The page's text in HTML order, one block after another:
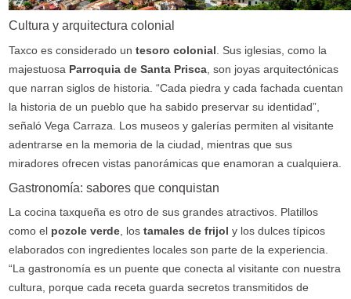
Cultura y arquitectura colonial
Taxco es considerado un tesoro colonial . Sus iglesias, como la
majestuosa Parroquia de Santa Prisca, son joyas arquitectónicas
que narran siglos de historia. “Cada piedra y cada fachada cuentan
la historia de un pueblo que ha sabido preservar su identidad”,
señaló Vega Carraza. Los museos y galerías permiten al visitante
adentrarse en la memoria de la ciudad, mientras que sus
miradores ofrecen vistas panorámicas que enamoran a cualquiera.
Gastronomía: sabores que conquistan
La cocina taxqueña es otro de sus grandes atractivos. Platillos
como el pozole verde, los tamales de frijol y los dulces típicos
elaborados con ingredientes locales son parte de la experiencia.
“La gastronomía es un puente que conecta al visitante con nuestra
cultura, porque cada receta guarda secretos transmitidos de